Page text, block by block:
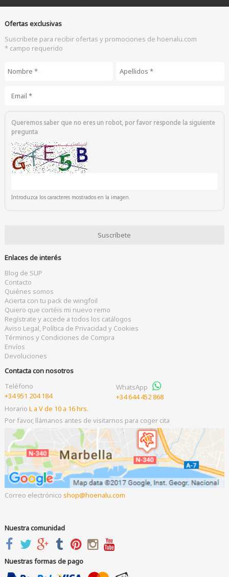
Ofertas exclusivas
Suscribete para recibir ofertas y promociones de hoenalu.com
* campo requerido
Nombre
Apellidos
Queremos saber que no eres un robot, por favor responde la siguiente
pregunta
Introduzca los caracteres mostrados en la imagen.
Enlaces de interés
Blog de SUP
Contacto
Quiénes somos
Acierta con tu pack de wingfoil
Quiero que cortéis mi nuevo remo
Regístrate y accede a todos los catálogos
Aviso Legal, Política de Privacidad y Cookies
Términos y Condiciones de Compra
Envíos
Devoluciones
Contacta con nosotros
Teléfono
+34 951 204 184
WhatsApp
+34 644 452 868
Horario L a V de 10 a 16 hrs.
Por favor, llámanos antes de visitarnos para coger cita
Correo electrónico shop hoenalu.com
Nuestra comunidad
Nuestras formas de pago